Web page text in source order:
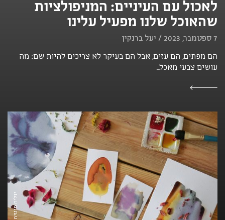
לאכול עם העיניים: המניפולציות
שהאוכל שלנו מפעיל עלינו
7 ספטמבר, 2023 / יעל ברנקין
הם מפתים, הם עזים, אבל הם בעיקר לא צריכים להיות שם: מה
עושים צבעי מאכל...
יוליה פיטיה